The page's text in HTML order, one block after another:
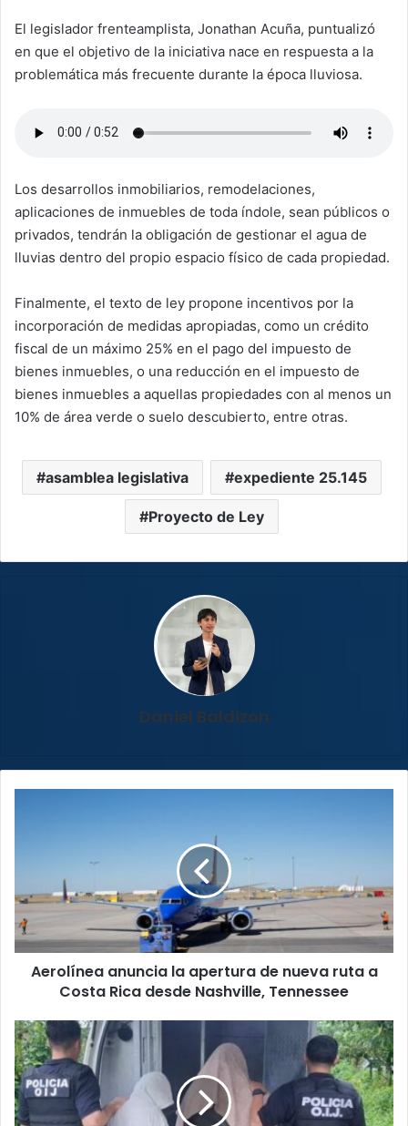
El legislador frenteamplista, Jonathan Acuña, puntualizó
en que el objetivo de la iniciativa nace en respuesta a la
problemática más frecuente durante la época lluviosa.
Los desarrollos inmobiliarios, remodelaciones,
aplicaciones de inmuebles de toda índole, sean públicos o
privados, tendrán la obligación de gestionar el agua de
lluvias dentro del propio espacio físico de cada propiedad.
Finalmente, el texto de ley propone incentivos por la
incorporación de medidas apropiadas, como un crédito
fiscal de un máximo 25% en el pago del impuesto de
bienes inmuebles, o una reducción en el impuesto de
bienes inmuebles a aquellas propiedades con al menos un
10% de área verde o suelo descubierto, entre otras.
asamblea legislativa expediente 25.145
Proyecto de Ley
Daniel Baldizon
nueva
ruta
a
Costa
Rica
Tennessee
Aerolínea anuncia la apertura de nueva ruta a
Costa Rica desde Nashville, Tennessee
Arrestan
a
dos
sospechosos
de